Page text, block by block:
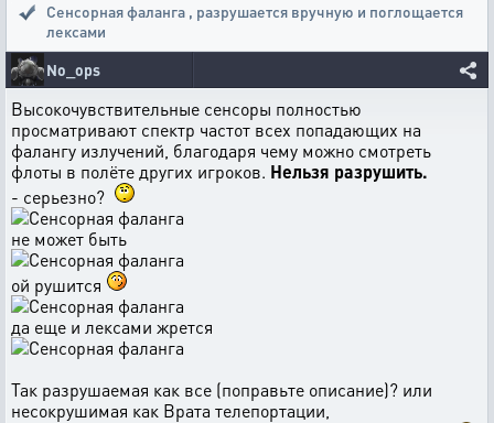
Сенсорная фаланга , разрушается вручную и поглощается
лексами
No_ops
Высокочувствительные сенсоры полностью
просматривают спектр частот всех попадающих на
фалангу излучений, благодаря чему можно смотреть
флоты в полёте других игроков. Нельзя разрушить.
- серьезно?
не может быть
ой рушится
да еще и лексами жрется
Так разрушаемая как все (поправьте описание)? или
несокрушимая как Врата телепортации,